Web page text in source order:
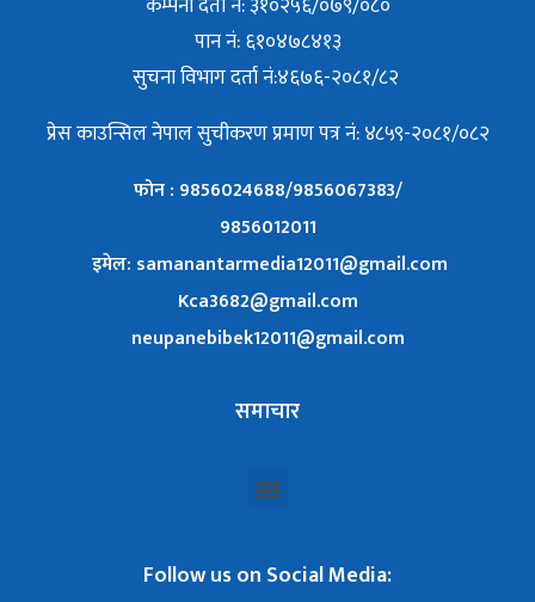
पान नं: ६१०४७८४१३
सुचना विभाग दर्ता नं:४६७६-२०८१/८२
प्रेस काउन्सिल नेपाल सुचीकरण प्रमाण पत्र नं: ४८५९-२०८१/०८२
फोन : 9856024688/9856067383/
9856012011
इमेल: samanantarmedia12011@gmail.com
Kca3682@gmail.com
neupanebibek12011@gmail.com
समाचार
Follow us on Social Media: